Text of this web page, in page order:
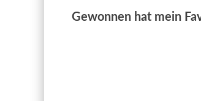
Gewonnen hat mein